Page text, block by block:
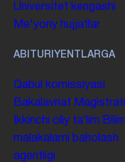
Universitet kengashi
Me'yoriy hujjatlar
ABITURIYENTLARGA
Qabul komissiyasi
Bakalavriat
Ikkinchi oliy taʼlim
malakalarni baholash
agentligi